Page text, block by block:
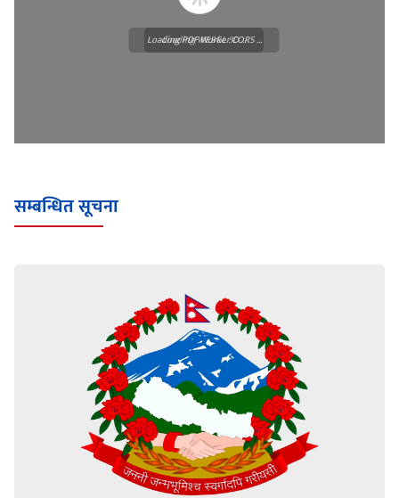
Loading WEBGL 3D ...
Loading PDF Worker CORS ...
सम्बन्धित सूचना